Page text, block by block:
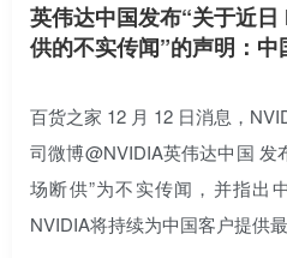
英伟达中国发布“关于近
供的不实传闻”的声明：
百货之家 12 月 12 日消息，
司微博@NVIDIA英伟达中国 发
场断供”为不实传闻，并指出
NVIDIA将持续为中国客户提供